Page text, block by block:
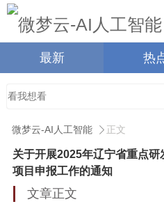
最新 热
微梦云-AI人工智能 正文
关于开展2025年辽宁省重点研
项目申报工作的通知
文章正文